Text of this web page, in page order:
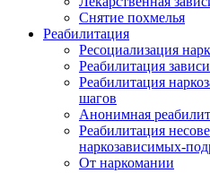
Снятие похмелья
Реабилитация
Ресоциализация
Реабилитация
Реабилитация
шагов
Анонимная
Реабилитация
наркозависимых-
От наркомании